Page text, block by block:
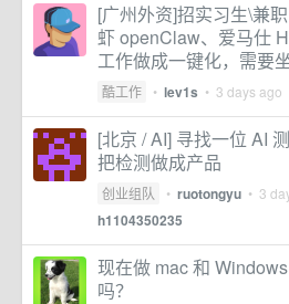
[广州外资]招实习生\兼
虾 openClaw、爱马仕
工作做成一键化，需要
酷工作 • lev1s • 3 days ago
[北京 / AI] 寻找一位 AI
把检测做成产品
创业组队 • ruotongyu • 3
h1104350235
现在做 mac 和
吗？